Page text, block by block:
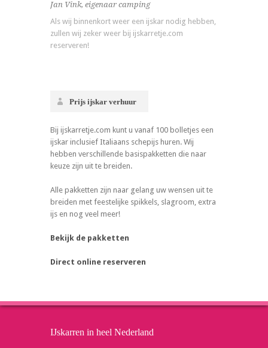
Jan Vink, eigenaar camping
Als wij binnenkort weer een ijskar nodig hebben,
zullen wij zeker weer bij ijskarretje.com
reserveren!
Prijs ijskar verhuur
Bij ijskarretje.com kunt u vanaf 100 bolletjes een
ijskar inclusief Italiaans schepijs huren. Wij
hebben verschillende basispakketten die naar
keuze zijn uit te breiden.
Alle pakketten zijn naar gelang uw wensen uit te
breiden met feestelijke spikkels, slagroom, extra
ijs en nog veel meer!
Bekijk de pakketten
Direct online reserveren
IJskarren in heel Nederland